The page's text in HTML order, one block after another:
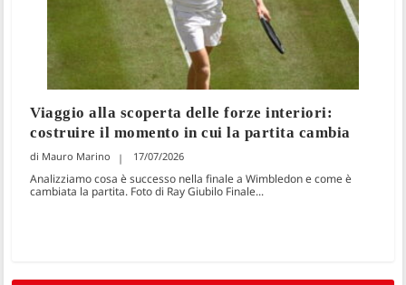
Viaggio alla scoperta delle forze interiori:
costruire il momento in cui la partita cambia
Mauro Marino 17/07/2026
Analizziamo cosa è successo nella finale a Wimbledon e come è
cambiata la partita. Foto di Ray Giubilo Finale...